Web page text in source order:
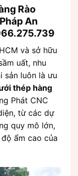
Rào
An
và sở hữu
uất, nhu
sản luôn là ưu
thép hàng
Phát CNC
từ các dự
quy mô lớn,
ẩm cao của